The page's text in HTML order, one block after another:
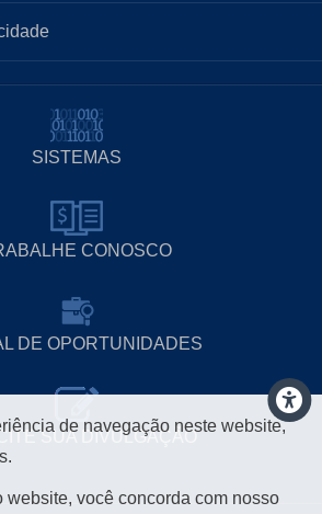
SISTEMAS
CONOSCO
DE OPORTUNIDADES
SUA DIVULGAÇÃO
de navegação neste website,
website, você concorda com nosso